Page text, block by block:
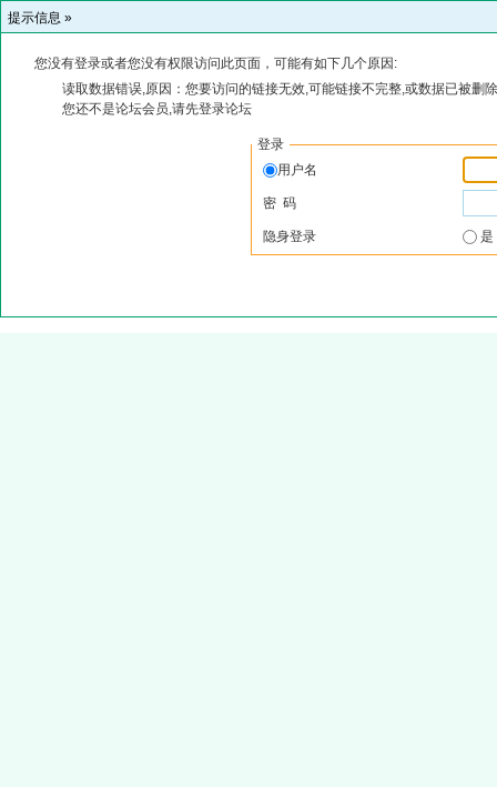
提示信息 »
您没有登录或者您没有权限访问此页面，可能有如下几个原因:
读取数据错误,原因：您要访问的链接无效,可能链接不完整,或数据已被删
您还不是论坛会员,请先登录论坛
登录
用户名
密 码
隐身登录